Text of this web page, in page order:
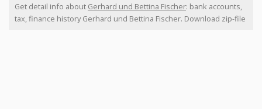
Get detail info about Gerhard und Bettina Fischer: bank accounts,
tax, finance history Gerhard und Bettina Fischer. Download zip-file